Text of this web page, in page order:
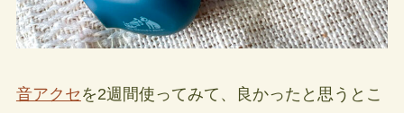
音アクセ を2週間使ってみて、良かったと思うとこ